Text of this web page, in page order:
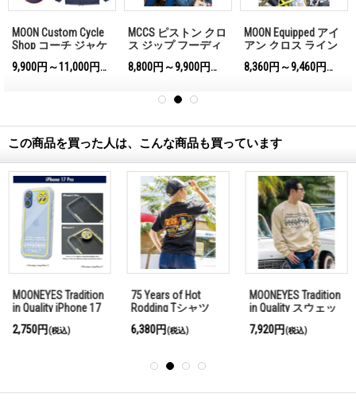
MOON Custom Cycle
Shop コーチ ジャケ
9,900円～11,000円
(税込)
MCCS ピストン クロ
ス ジップ フーディ
8,800円～9,900円
(税込)
MOON Equipped アイ
アン クロス ライン
ディー
8,360円～9,460円
(税込)
この商品を買った人は、こんな商品も買っています
MOONEYES Tradition
in Quality iPhone 17
クリア
2,750円(税込)
75 Years of Hot
Rodding Tシャツ
6,380円(税込)
MOONEYES Tradition
in Quality スウェッ
7,920円(税込)